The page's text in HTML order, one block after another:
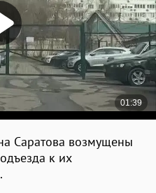
Саратова возмущены
к их